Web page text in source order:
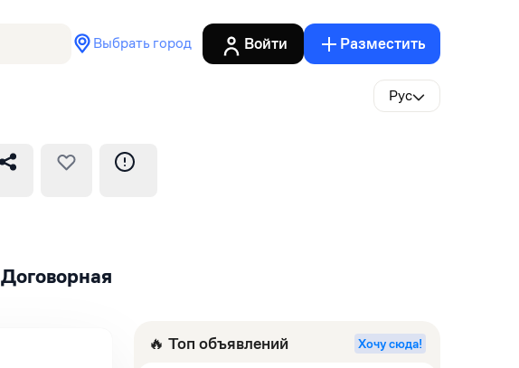
Выбрать город Войти Разместить
Рус
Договорная
🔥 Топ объявлений Хочу сюда!